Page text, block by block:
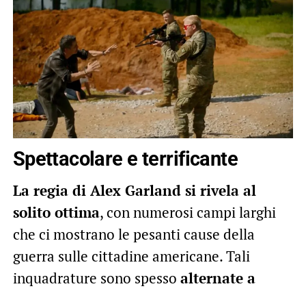
Spettacolare e terrificante
La regia di Alex Garland si rivela al
solito ottima, con numerosi campi larghi
che ci mostrano le pesanti cause della
guerra sulle cittadine americane. Tali
inquadrature sono spesso alternate a